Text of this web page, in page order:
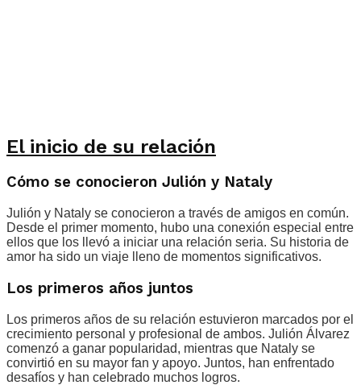
El inicio de su relación
Cómo se conocieron Julión y Nataly
Julión y Nataly se conocieron a través de amigos en común.
Desde el primer momento, hubo una conexión especial entre
ellos que los llevó a iniciar una relación seria. Su historia de
amor ha sido un viaje lleno de momentos significativos.
Los primeros años juntos
Los primeros años de su relación estuvieron marcados por el
crecimiento personal y profesional de ambos. Julión Álvarez
comenzó a ganar popularidad, mientras que Nataly se
convirtió en su mayor fan y apoyo. Juntos, han enfrentado
desafíos y han celebrado muchos logros.